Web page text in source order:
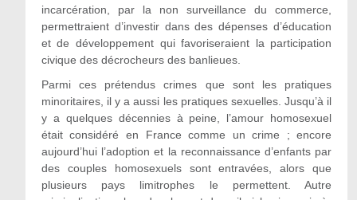
incarcération, par la non surveillance du commerce,
permettraient d’investir dans des dépenses d’éducation
et de développement qui favoriseraient la participation
civique des décrocheurs des banlieues.
Parmi ces prétendus crimes que sont les pratiques
minoritaires, il y a aussi les pratiques sexuelles. Jusqu’à il
y a quelques décennies à peine, l’amour homosexuel
était considéré en France comme un crime ; encore
aujourd’hui l’adoption et la reconnaissance d’enfants par
des couples homosexuels sont entravées, alors que
plusieurs pays limitrophes le permettent. Autre